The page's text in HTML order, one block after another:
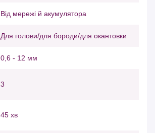
Від мережі й акумулятора
Для голови/для бороди/для окантовки
0,6 - 12 мм
3
45 хв